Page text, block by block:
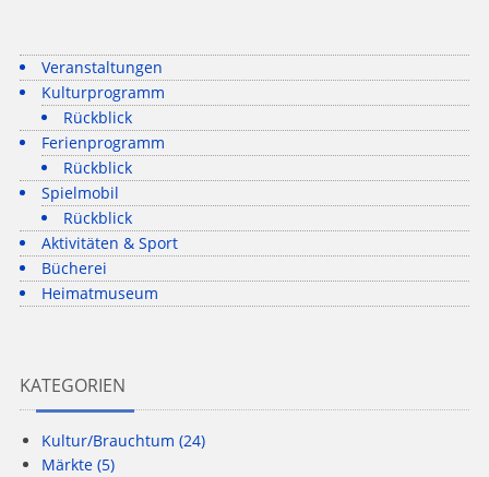
Veranstaltungen
Kulturprogramm
Rückblick
Ferienprogramm
Rückblick
Spielmobil
Rückblick
Aktivitäten & Sport
Bücherei
Heimatmuseum
KATEGORIEN
Kultur/Brauchtum (24)
Märkte (5)